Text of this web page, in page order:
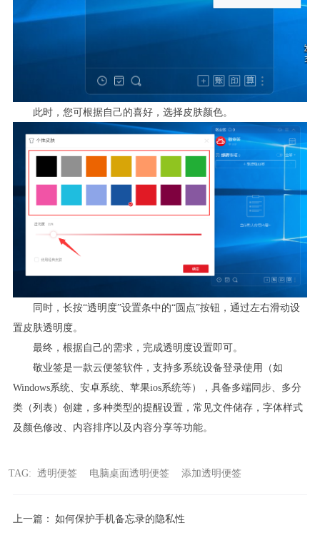
此时，您可根据自己的喜好，选择皮肤颜色。
同时，长按“透明度”设置条中的“圆点”按钮，通过左右滑动设
置皮肤透明度。
最终，根据自己的需求，完成透明度设置即可。
敬业签是一款云便签软件，支持多系统设备登录使用（如
Windows系统、安卓系统、苹果ios系统等），具备多端同步、多分
类（列表）创建，多种类型的提醒设置，常见文件储存，字体样式
及颜色修改、内容排序以及内容分享等功能。
TAG: 透明便签 电脑桌面透明便签 添加透明便签
上一篇： 如何保护手机备忘录的隐私性